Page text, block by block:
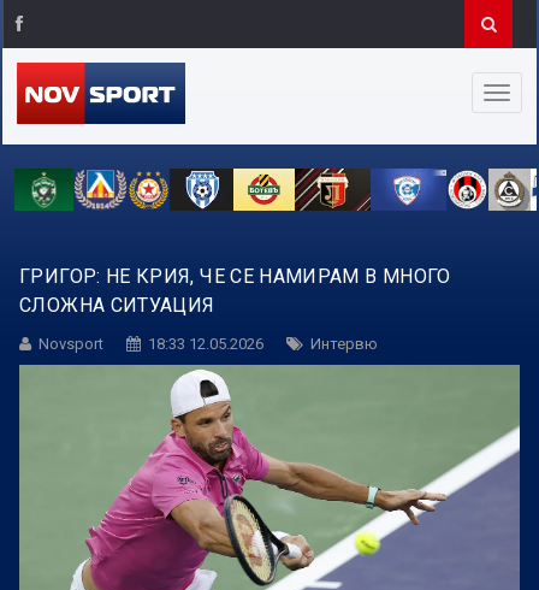
ГРИГОР: НЕ КРИЯ, ЧЕ СЕ НАМИРАМ В МНОГО
СЛОЖНА СИТУАЦИЯ
Novsport 18:33 12.05.2026 Интервю